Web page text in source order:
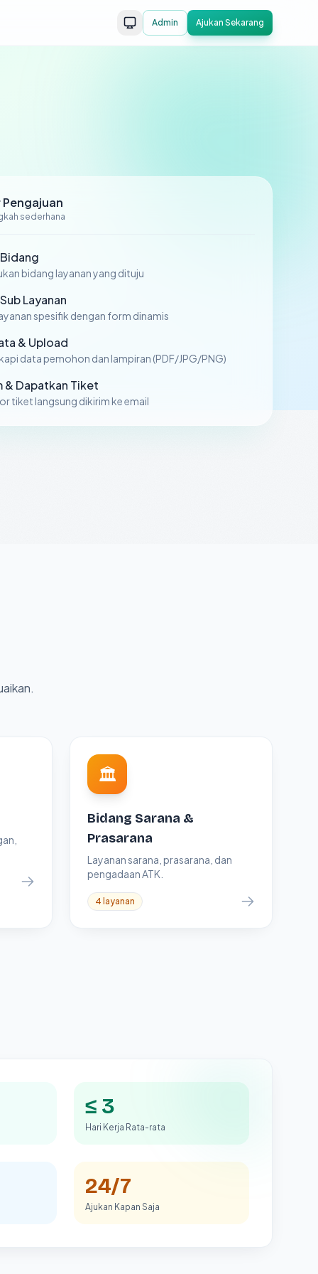
Admin Ajukan Sekarang
Pengajuan
sederhana
bidang layanan yang dituju
Layanan
spesifik dengan form dinamis
& Upload
data pemohon dan lampiran (PDF/JPG/PNG)
& Dapatkan Tiket
tiket langsung dikirim ke email
🏛
Bidang Sarana &
Prasarana
Layanan sarana, prasarana, dan
pengadaan ATK.
4 layanan
≤ 3
Hari Kerja Rata-rata
24/7
Ajukan Kapan Saja